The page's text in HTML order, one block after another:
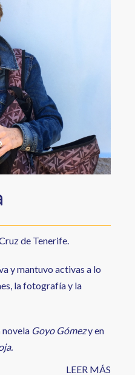
de Tenerife.
y mantuvo activas a lo
la fotografía y la
novela Goyo Gómezy en
LEER MÁS